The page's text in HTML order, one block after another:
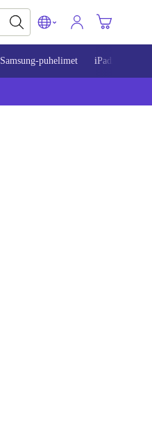
Samsung-puhelimet iPadit